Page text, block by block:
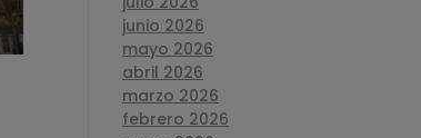
junio 2026
mayo 2026
abril 2026
marzo 2026
febrero 2026